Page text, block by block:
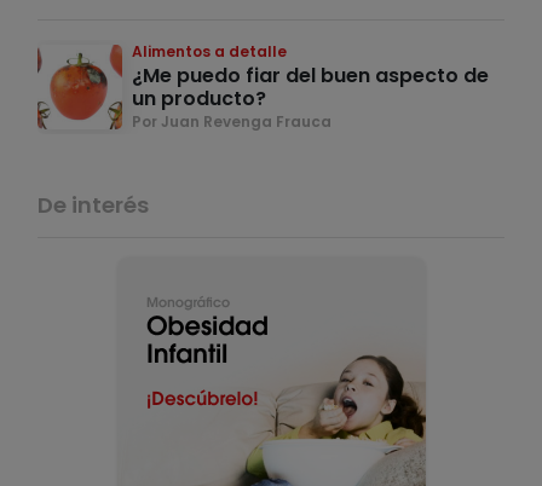
Alimentos a detalle
¿Me puedo fiar del buen aspecto de
un producto?
Por Juan Revenga Frauca
De interés